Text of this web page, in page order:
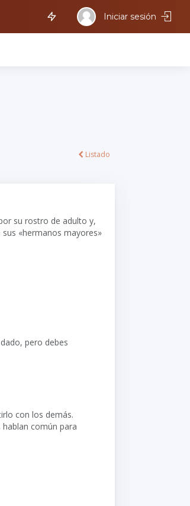
Iniciar sesión
Listado
su rostro de adulto y,
«hermanos mayores»
pero debes
con los demás.
común para